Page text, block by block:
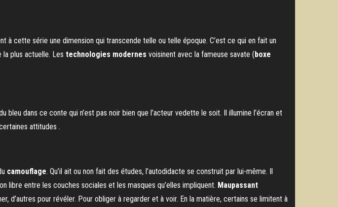
à cette série une dimension qui transcende telle ou telle époque. C’est ce qui en fait un
la plus actuelle. Les technologies modernes voisinent avec la fameuse savate (boxe
bleu dans ce conte qui n’est pas noir bien que l’acteur vedette le soit. Il illumine l’écran et
attitudes .
camouflage. Qu’il ait ou non fait des études, l’autodidacte se construit par lui-même. Il
libre entre les couches sociales et les masques qu’elles impliquent. Maupassant
d’autres pour révéler. Pour obliger à regarder et à voir. En la matière, certains se limitent à